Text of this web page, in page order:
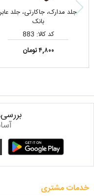
جلد مدارک، جاکارتی، جلد عابر
بانک
کد کالا: 883
۴,۸۰۰ تومان
خدمات مشتری